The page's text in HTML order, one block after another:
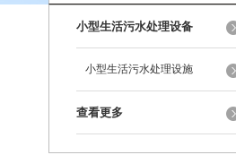
小型生活污水处理设备
小型生活污水处理设施
查看更多